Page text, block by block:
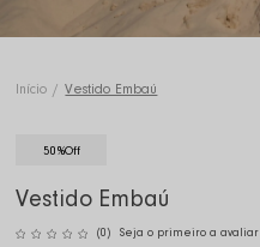
Início Vestido Embaú
50%Off
Vestido Embaú
(0) Seja o primeiro a avaliar